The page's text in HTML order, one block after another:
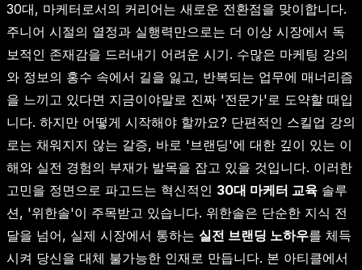
30대, 마케터로서의 커리어는 새로운 전환점을 맞이합니다.
주니어 시절의 열정과 실행력만으로는 더 이상 시장에서 독
보적인 존재감을 드러내기 어려운 시기. 수많은 마케팅 강의
와 정보의 홍수 속에서 길을 잃고, 반복되는 업무에 매너리즘
을 느끼고 있다면 지금이야말로 진짜 '전문가'로 도약할 때입
니다. 하지만 어떻게 시작해야 할까요? 단편적인 스킬업 강의
로는 채워지지 않는 갈증, 바로 '브랜딩'에 대한 깊이 있는 이
해와 실전 경험의 부재가 발목을 잡고 있을 것입니다. 이러한
고민을 정면으로 파고드는 혁신적인 30대 마케터 교육 솔루
션, '위한솔'이 주목받고 있습니다. 위한솔은 단순한 지식 전
달을 넘어, 실제 시장에서 통하는 실전 브랜딩 노하우를 체득
시켜 당신을 대체 불가능한 인재로 만듭니다. 본 아티클에서